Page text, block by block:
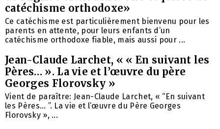
catéchisme orthodoxe»
Ce catéchisme est particulièrement bienvenu pour les
parents en attente, pour leurs enfants d’un
catéchisme orthodoxe fiable, mais aussi pour ...
Jean-Claude Larchet, « « En suivant les
Pères… ». La vie et l’œuvre du père
Georges Florovsky »
Vient de paraître: Jean-Claude Larchet, « “En suivant
les Pères… ”. La vie et l’œuvre du Père Georges
Florovsky », ...